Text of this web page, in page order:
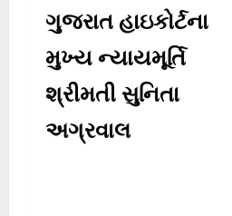
ગુજરાત હાઇકોર્ટના
મુખ્ય ન્યાયમૂર્તિ
શ્રીમતી સુનિતા
અગ્રવાલ